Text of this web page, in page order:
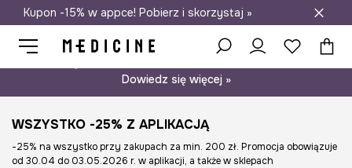
Darmowa dostawa do salonów
Kupon -15% w appce! Pobierz i skorzystaj »
Dowiedz się więcej »
WSZYSTKO -25% Z APLIKACJĄ
-25% na wszystko przy zakupach za min. 200 zł. Promocja obowiązuje
od 30.04 do 03.05.2026 r. w aplikacji, a także w sklepach